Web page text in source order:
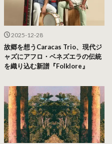
2025-12-28
故郷を想うCaracas Trio、現代ジ
ャズにアフロ・ベネズエラの伝統
を織り込む新譜『Folklore』